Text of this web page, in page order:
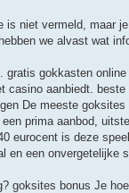
niet vermeld, maar
we alvast wat
gokkasten
casino aanbiedt.
De meeste
prima aanbod,
eurocent is deze
een onvergetelijke
bonus Je